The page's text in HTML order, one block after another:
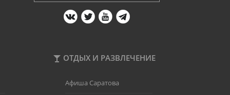
ОТДЫХ И РАЗВЛЕЧЕНИЕ
Афиша Саратова